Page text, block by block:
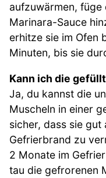
aufzuwärmen,
Marinara-Sauce
erhitze sie im Ofen
Minuten, bis sie
Kann ich die
Ja, du kannst die
Muscheln in einer
sicher, dass sie
Gefrierbrand zu
2 Monate im
tau die gefrorenen